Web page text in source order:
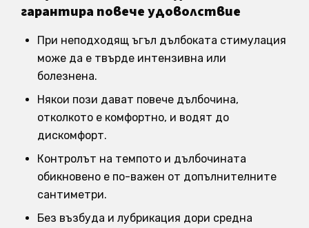
гарантира повече удоволствие
При неподходящ ъгъл дълбоката стимулация
може да е твърде интензивна или
болезнена.
Някои пози дават повече дълбочина,
отколкото е комфортно, и водят до
дискомфорт.
Контролът на темпото и дълбочината
обикновено е по-важен от допълнителните
сантиметри.
Без възбуда и лубрикация дори средна